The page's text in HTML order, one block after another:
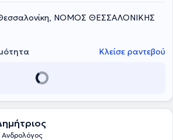
Θεσσαλονίκη, ΝΟΜΟΣ ΘΕΣΣΑΛΟΝΙΚΗΣ
Κλείσε ραντεβού